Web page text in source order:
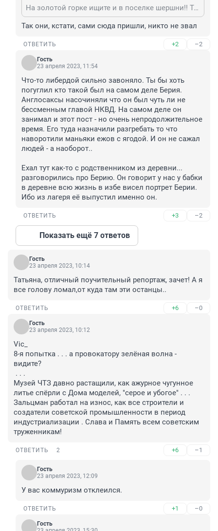
На золотой горке ищите и в поселке шершни!! Так же могут находится в подвалах ньютона и тополиной аллеи.
Так они, кстати, сами сюда пришли, никто не звал
ОТВЕТИТЬ +2 –2
Гость
23 апреля 2023, 11:54
Что-то либердой сильно завоняло. Ты бы хоть
погуглил кто такой был на самом деле Берия.
Англосаксы насочиняли что он был чуть ли не
бессменным главой НКВД. На самом деле он
занимал и этот пост - но очень непродолжительное
время. Его туда назначили разгребать то что
наворотили маньяки ежов с ягодой. И он не сажал
людей - а наоборот..
Ехал тут как-то с родственником из деревни...
разговорились про Берию. Он говорит у нас у бабки
в деревне всю жизнь в избе висел портрет Берии.
Ибо из лагеря её выпустил именно он.
ОТВЕТИТЬ +3 –2
Показать ещё 7 ответов
Гость
23 апреля 2023, 10:14
Татьяна, отличный поучительный репортаж, зачет! А я
все голову ломал,от куда там эти останцы..
ОТВЕТИТЬ +6 –0
Гость
23 апреля 2023, 10:12
Vic_
8-я попытка . . . а провокатору зелёная волна -
видите?
. . .
Музей ЧТЗ давно растащили, как ажурное чугунное
литье спёрли с Дома моделей, "серое и убогое" . . .
Зальцман работал на износ, как все строители и
создатели советской промышленности в период
индустриализации . Слава и Память всем советским
труженникам!
ОТВЕТИТЬ 2 +6 –1
Гость
23 апреля 2023, 12:09
У вас коммуризм отклеился.
ОТВЕТИТЬ +1 –0
Гость